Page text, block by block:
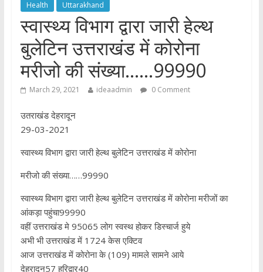
Health Uttarakhand
स्वास्थ्य विभाग द्वारा जारी हेल्थ
बुलेटिन उत्तराखंड में कोरोना
मरीजो की संख्या……99990
March 29, 2021 ideaadmin 0 Comment
उतराखंड देहरादून
29-03-2021
स्वास्थ्य विभाग द्वारा जारी हेल्थ बुलेटिन उत्तराखंड में कोरोना
मरीजो की संख्या……99990
स्वास्थ्य विभाग द्वारा जारी हेल्थ बुलेटिन उत्तराखंड में कोरोना मरीजों का
आंकड़ा पहुंचा99990
वहीं उत्तराखंड मे 95065 लोग स्वस्थ होकर डिस्चार्ज हुये
अभी भी उत्तराखंड में 1724 केस एक्टिव
आज उत्तराखंड में कोरोना के (109) मामले सामने आये
देहरादून57 हरिद्वार40